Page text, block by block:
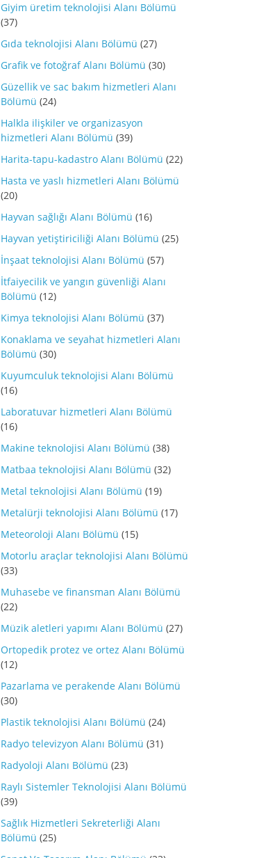
Giyim üretim teknolojisi Alanı Bölümü
(37)
Gıda teknolojisi Alanı Bölümü (27)
Grafik ve fotoğraf Alanı Bölümü (30)
Güzellik ve sac bakım hizmetleri Alanı
Bölümü (24)
Halkla ilişkiler ve organizasyon
hizmetleri Alanı Bölümü (39)
Harita-tapu-kadastro Alanı Bölümü (22)
Hasta ve yaslı hizmetleri Alanı Bölümü
(20)
Hayvan sağlığı Alanı Bölümü (16)
Hayvan yetiştiriciliği Alanı Bölümü (25)
İnşaat teknolojisi Alanı Bölümü (57)
İtfaiyecilik ve yangın güvenliği Alanı
Bölümü (12)
Kimya teknolojisi Alanı Bölümü (37)
Konaklama ve seyahat hizmetleri Alanı
Bölümü (30)
Kuyumculuk teknolojisi Alanı Bölümü
(16)
Laboratuvar hizmetleri Alanı Bölümü
(16)
Makine teknolojisi Alanı Bölümü (38)
Matbaa teknolojisi Alanı Bölümü (32)
Metal teknolojisi Alanı Bölümü (19)
Metalürji teknolojisi Alanı Bölümü (17)
Meteoroloji Alanı Bölümü (15)
Motorlu araçlar teknolojisi Alanı Bölümü
(33)
Muhasebe ve finansman Alanı Bölümü
(22)
Müzik aletleri yapımı Alanı Bölümü (27)
Ortopedik protez ve ortez Alanı Bölümü
(12)
Pazarlama ve perakende Alanı Bölümü
(30)
Plastik teknolojisi Alanı Bölümü (24)
Radyo televizyon Alanı Bölümü (31)
Radyoloji Alanı Bölümü (23)
Raylı Sistemler Teknolojisi Alanı Bölümü
(39)
Sağlık Hizmetleri Sekreterliği Alanı
Bölümü (25)